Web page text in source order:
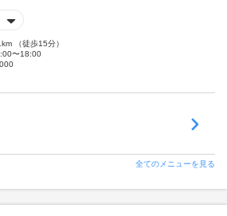
（徒歩15分）
〜18:00
全てのメニューを見る